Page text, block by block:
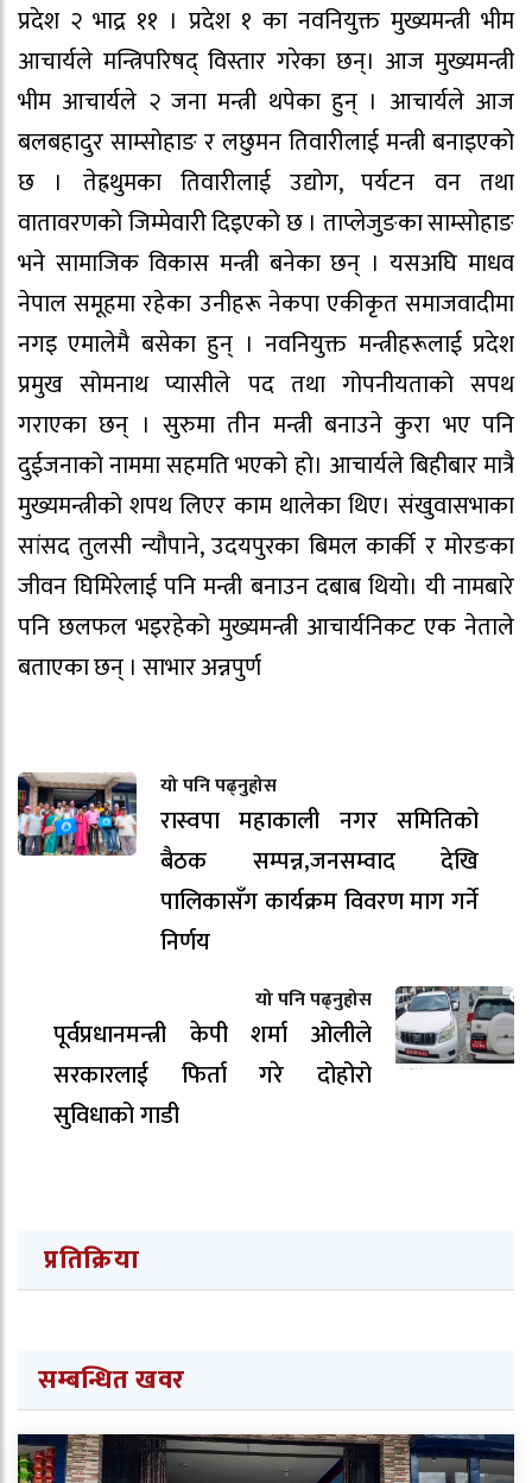
प्रदेश २ भाद्र ११ । प्रदेश १ का नवनियुक्त मुख्यमन्त्री भीम
आचार्यले मन्त्रिपरिषद्‍ विस्तार गरेका छन्। आज मुख्यमन्त्री
भीम आचार्यले २ जना मन्त्री थपेका हुन् । आचार्यले आज
बलबहादुर साम्सोहाङ र लछुमन तिवारीलाई मन्त्री बनाइएको
छ । तेह्रथुमका तिवारीलाई उद्योग, पर्यटन वन तथा
वातावरणको जिम्मेवारी दिइएको छ । ताप्लेजुङका साम्सोहाङ
भने सामाजिक विकास मन्त्री बनेका छन् । यसअघि माधव
नेपाल समूहमा रहेका उनीहरू नेकपा एकीकृत समाजवादीमा
नगइ एमालेमै बसेका हुन् । नवनियुक्त मन्त्रीहरूलाई प्रदेश
प्रमुख सोमनाथ प्यासीले पद तथा गोपनीयताको सपथ
गराएका छन् । सुरुमा तीन मन्त्री बनाउने कुरा भए पनि
दुईजनाको नाममा सहमति भएको हो। आचार्यले बिहीबार मात्रै
मुख्यमन्त्रीको शपथ लिएर काम थालेका थिए। संखुवासभाका
सांसद तुलसी न्यौपाने, उदयपुरका बिमल कार्की र मोरङका
जीवन घिमिरेलाई पनि मन्त्री बनाउन दबाब थियो। यी नामबारे
पनि छलफल भइरहेको मुख्यमन्त्री आचार्यनिकट एक नेताले
बताएका छन् । साभार अन्नपुर्ण
यो पनि पढ्नुहोस
रास्वपा महाकाली नगर समितिको
बैठक सम्पन्न,जनसम्वाद देखि
पालिकासँग कार्यक्रम विवरण माग गर्ने
निर्णय
यो पनि पढ्नुहोस
पूर्वप्रधानमन्त्री केपी शर्मा ओलीले
सरकारलाई फिर्ता गरे दोहोरो
सुविधाको गाडी
प्रतिक्रिया
सम्बन्धित खवर